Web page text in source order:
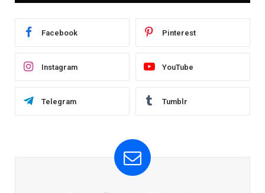
Facebook Pinterest
Instagram YouTube
Telegram Tumblr